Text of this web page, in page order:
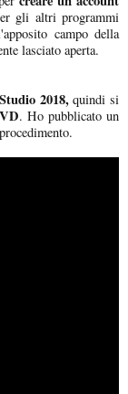
gli altri programmi
campo della
lasciato aperta.
2018,quindi si
. Ho pubblicato un